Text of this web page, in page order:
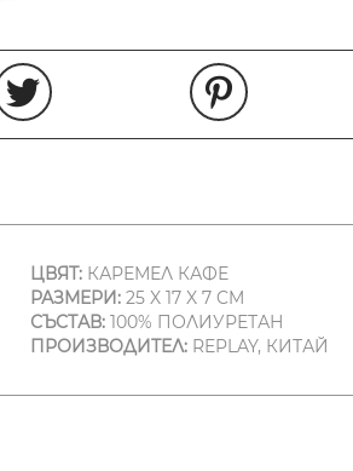
ЦВЯТ:КАРЕМЕЛ КАФЕ
РАЗМЕРИ:25 X 17 X 7 CM
СЪСТАВ:100% ПОЛИУРЕТАН
ПРОИЗВОДИТЕЛ:REPLAY, КИТАЙ